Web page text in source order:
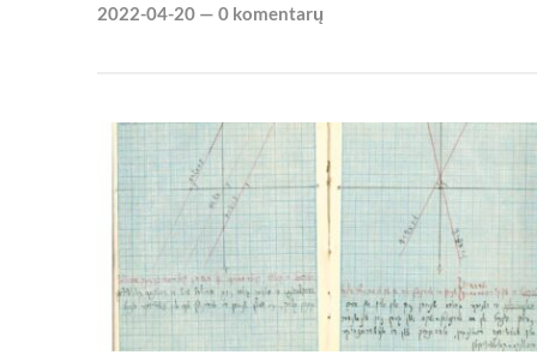
2022-04-20— 0 komentarų